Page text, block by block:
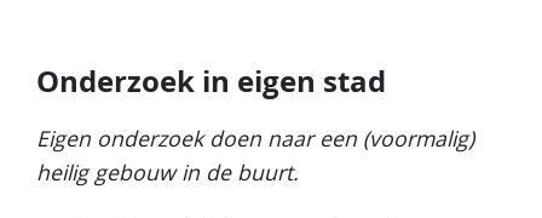
Onderzoek in eigen stad
Eigen onderzoek doen naar een (voormalig)
heilig gebouw in de buurt.